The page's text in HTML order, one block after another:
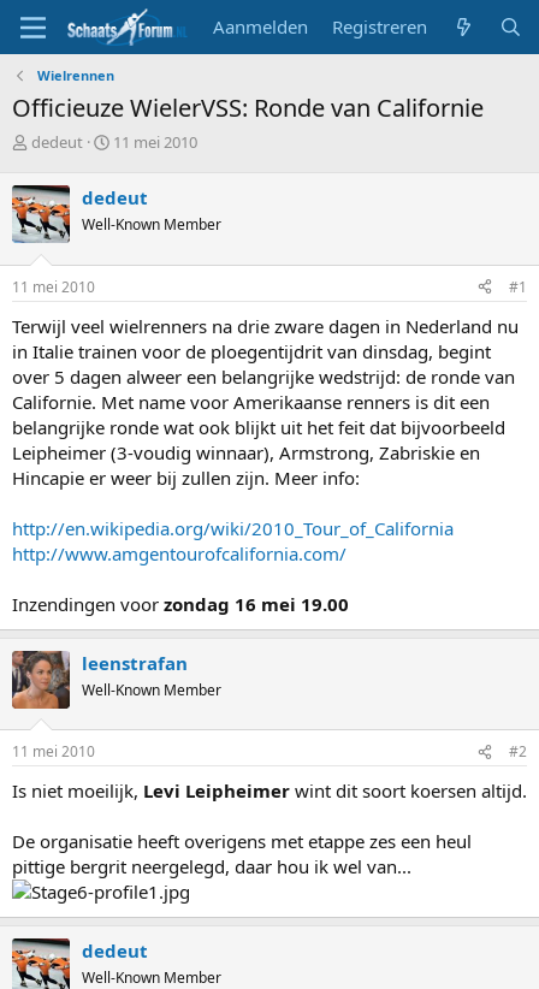
Aanmelden Registreren
Wielrennen
Officieuze WielerVSS: Ronde van Californie
T
p
i
c
s
t
a
t
e
r
dedeut
S
r
t
a
m
11 mei 2010
dedeut
Well-Known Member
11 mei 2010 #1
Terwijl veel wielrenners na drie zware dagen in Nederland nu
in Italie trainen voor de ploegentijdrit van dinsdag, begint
over 5 dagen alweer een belangrijke wedstrijd: de ronde van
Californie. Met name voor Amerikaanse renners is dit een
belangrijke ronde wat ook blijkt uit het feit dat bijvoorbeeld
Leipheimer (3-voudig winnaar), Armstrong, Zabriskie en
Hincapie er weer bij zullen zijn. Meer info:
http://en.wikipedia.org/wiki/2010_Tour_of_California
http://www.amgentourofcalifornia.com/
Inzendingen voor zondag 16 mei 19.00
leenstrafan
Well-Known Member
11 mei 2010 #2
Is niet moeilijk, Levi Leipheimer wint dit soort koersen altijd.
De organisatie heeft overigens met etappe zes een heul
pittige bergrit neergelegd, daar hou ik wel van...
dedeut
Well-Known Member